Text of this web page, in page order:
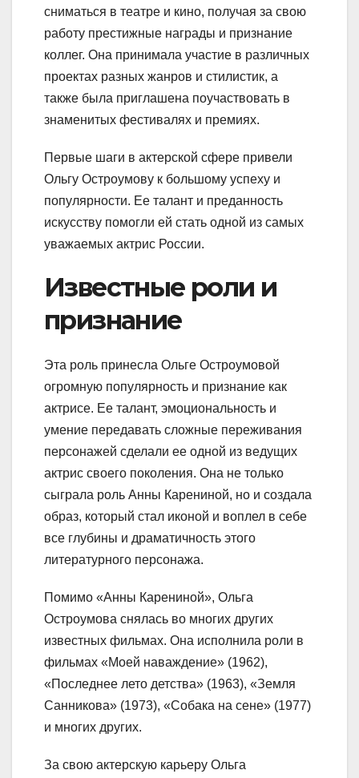
сниматься в театре и кино, получая за свою
работу престижные награды и признание
коллег. Она принимала участие в различных
проектах разных жанров и стилистик, а
также была приглашена поучаствовать в
знаменитых фестивалях и премиях.
Первые шаги в актерской сфере привели
Ольгу Остроумову к большому успеху и
популярности. Ее талант и преданность
искусству помогли ей стать одной из самых
уважаемых актрис России.
Известные роли и
признание
Эта роль принесла Ольге Остроумовой
огромную популярность и признание как
актрисе. Ее талант, эмоциональность и
умение передавать сложные переживания
персонажей сделали ее одной из ведущих
актрис своего поколения. Она не только
сыграла роль Анны Карениной, но и создала
образ, который стал иконой и воплел в себе
все глубины и драматичность этого
литературного персонажа.
Помимо «Анны Карениной», Ольга
Остроумова снялась во многих других
известных фильмах. Она исполнила роли в
фильмах «Моей наваждение» (1962),
«Последнее лето детства» (1963), «Земля
Санникова» (1973), «Собака на сене» (1977)
и многих других.
За свою актерскую карьеру Ольга